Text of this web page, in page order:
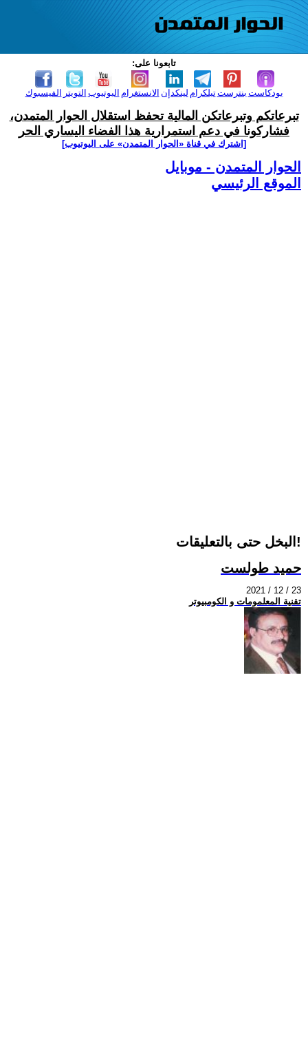
تابعونا على:
الفيسبوك التويتر اليوتيوب الانستغرام لينكدإن تيلكرامبنترست بودكاست
تبرعاتكم وتبرعاتكن المالية تحفظ استقلال الحوار المتمدن،
فشاركونا في دعم استمرارية هذا الفضاء اليساري الحر
[اشترك في قناة ‫«الحوار المتمدن» على اليوتيوب]
الحوار المتمدن - موبايل
الموقع الرئيسي
البخل حتى بالتعليقات!
حميد طولست
2021 / 12 / 23
تقنية المعلمومات و الكومبيوتر